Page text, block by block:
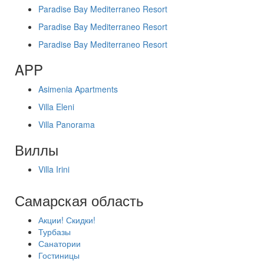
Paradise Bay Mediterraneo Resort
Paradise Bay Mediterraneo Resort
Paradise Bay Mediterraneo Resort
APP
Asimenia Apartments
Villa Eleni
Villa Panorama
Виллы
Villa Irini
Самарская область
Акции! Скидки!
Турбазы
Санатории
Гостиницы